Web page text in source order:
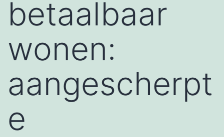
betaalbaar
wonen:
aangescherpt
e